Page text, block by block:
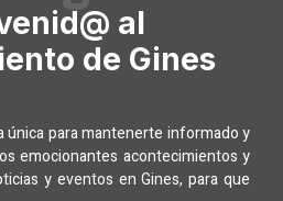
al
de Gines
única para mantenerte informado y
emocionantes acontecimientos y
y eventos en Gines, para que